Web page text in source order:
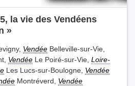
la vie des Vendéens
»
Vendée Belleville-sur-Vie,
Vendée Le Poiré-sur-Vie, Loire-
Les Lucs-sur-Boulogne, Vendée
Montréverd, Vendée